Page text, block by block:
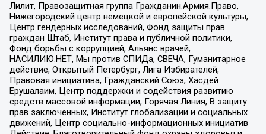
Лилит, Правозащитная группа Гражданин.Армия.Право,
Нижегородский центр немецкой и европейской культуры,
Центр гендерных исследований, Фонд защиты прав
граждан Штаб, Институт права и публичной политики,
Фонд борьбы с коррупцией, Альянс врачей,
НАСИЛИЮ.НЕТ, Мы против СПИДа, СВЕЧА, Гуманитарное
действие, Открытый Петербург, Лига Избирателей,
Правовая инициатива, Гражданский Союз, Хасдей
Ерушалаим, Центр поддержки и содействия развитию
средств массовой информации, Горячая Линия, В защиту
прав заключенных, Институт глобализации и социальных
движений, Центр социально-информационных инициатив